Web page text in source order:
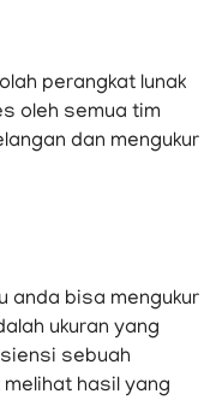
perangkat lunak
oleh semua tim
dan mengukur
anda bisa mengukur
ukuran yang
sebuah
hasil yang